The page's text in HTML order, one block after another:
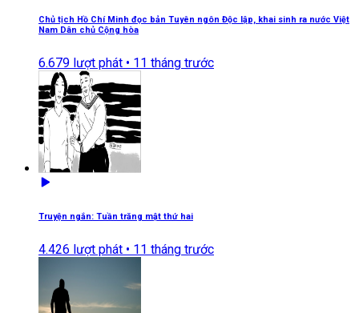
Chủ tịch Hồ Chí Minh đọc bản Tuyên ngôn Độc lập, khai sinh ra nước Việt
Nam Dân chủ Cộng hòa
6.679 lượt phát • 11 tháng trước
Truyện ngắn: Tuần trăng mật thứ hai
4.426 lượt phát • 11 tháng trước